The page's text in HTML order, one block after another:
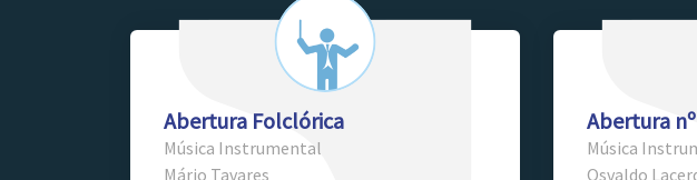
Abertura Folclórica
Música Instrumental
Mário Tavares
Abertura
Música
Osvaldo